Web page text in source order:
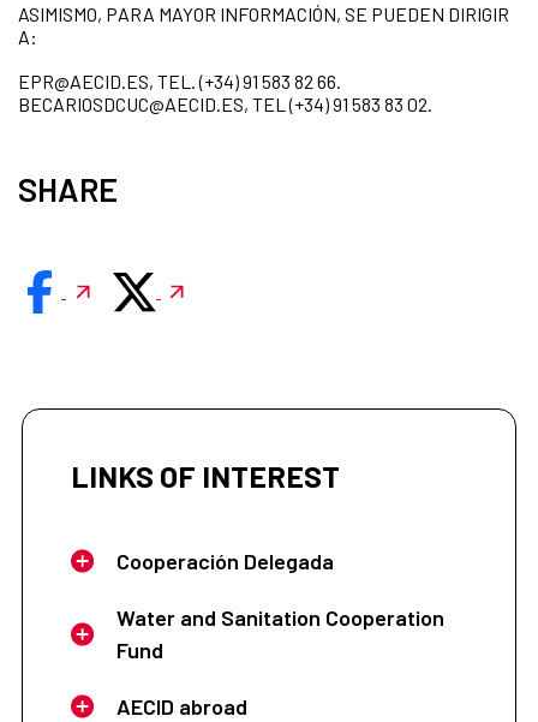
ASIMISMO, PARA MAYOR INFORMACIÓN, SE PUEDEN DIRIGIR
A:
EPR@AECID.ES, TEL. (+34) 91 583 82 66.
BECARIOSDCUC@AECID.ES, TEL (+34) 91 583 83 02.
SHARE
LINKS OF INTEREST
Cooperación Delegada
Water and Sanitation Cooperation
Fund
AECID abroad